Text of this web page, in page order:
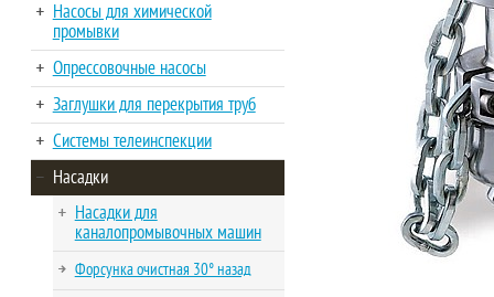
Насосы для химической
промывки
Опрессовочные насосы
Заглушки для перекрытия труб
Системы телеинспекции
Насадки
Насадки для
каналопромывочных машин
Форсунка очистная 30° назад